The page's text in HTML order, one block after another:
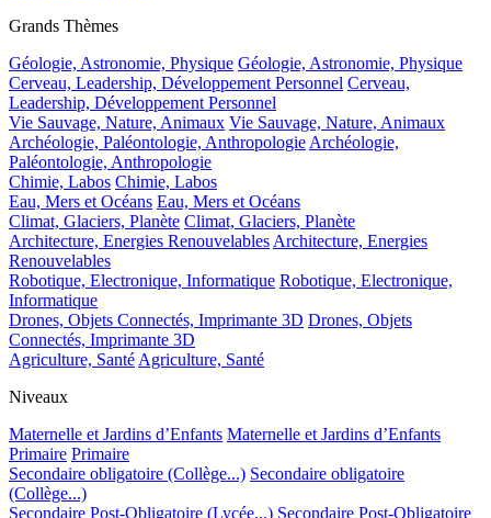
Grands Thèmes
Géologie, Astronomie, Physique Géologie, Astronomie, Physique
Cerveau, Leadership, Développement Personnel Cerveau,
Leadership, Développement Personnel
Vie Sauvage, Nature, Animaux Vie Sauvage, Nature, Animaux
Archéologie, Paléontologie, AnthropologieArchéologie,
Paléontologie, Anthropologie
Chimie, Labos Chimie, Labos
Eau, Mers et Océans Eau, Mers et Océans
Climat, Glaciers, Planète Climat, Glaciers, Planète
Architecture, Energies RenouvelablesArchitecture, Energies
Renouvelables
Robotique, Electronique, Informatique Robotique, Electronique,
Informatique
Drones, Objets Connectés, Imprimante 3D Drones, Objets
Connectés, Imprimante 3D
Agriculture, SantéAgriculture, Santé
Niveaux
Maternelle et Jardins d’Enfants Maternelle et Jardins d’Enfants
Primaire Primaire
Secondaire obligatoire (Collège...) Secondaire obligatoire
(Collège...)
Secondaire Post-Obligatoire (Lycée...) Secondaire Post-Obligatoire